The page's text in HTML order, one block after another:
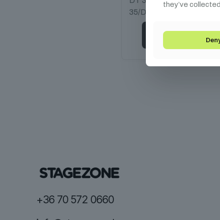
35/DT 44
Kosárba teszem
+36 70 572 0660
they’ve